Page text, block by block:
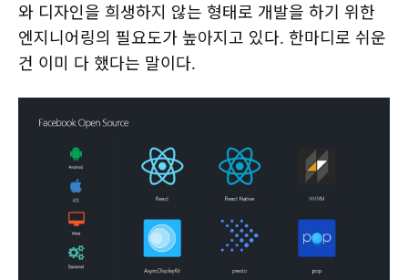
와 디자인을 희생하지 않는 형태로 개발을 하기 위한
엔지니어링의 필요도가 높아지고 있다. 한마디로 쉬운
건 이미 다 했다는 말이다.